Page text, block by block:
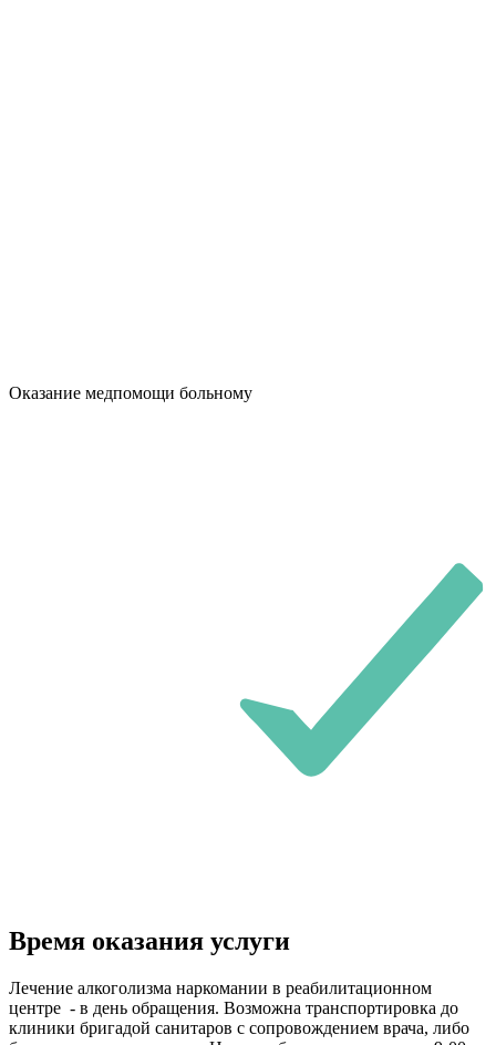
Оказание медпомощи больному
Время оказания услуги
Лечение алкоголизма наркомании в реабилитационном
центре - в день обращения. Возможна транспортировка до
клиники бригадой санитаров с сопровождением врача, либо